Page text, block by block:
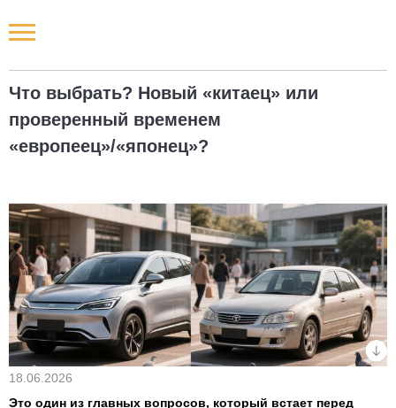
Что выбрать? Новый «китаец» или
проверенный временем
«европеец»/«японец»?
18.06.2026
Это один из главных вопросов, который встает перед
Новости РФ
Городские новости
Новости компаний
Наши мероприятия
Статьи